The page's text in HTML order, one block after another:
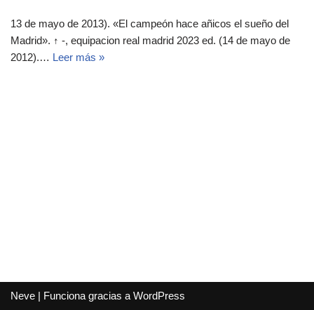
13 de mayo de 2013). «El campeón hace añicos el sueño del
Madrid». ↑ -, equipacion real madrid 2023 ed. (14 de mayo de
2012).… Leer más »
Neve | Funciona gracias a WordPress